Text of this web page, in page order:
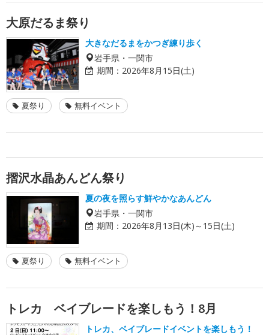
大原だるま祭り
大きなだるまをかつぎ練り歩く
岩手県・一関市
期間： 2026年8月15日(土)
夏祭り 無料イベント
摺沢水晶あんどん祭り
夏の夜を照らす鮮やかなあんどん
岩手県・一関市
期間： 2026年8月13日(木)～15日(土)
夏祭り 無料イベント
トレカ ベイブレードを楽しもう！8月
トレカ、ベイブレードイベントを楽しもう！